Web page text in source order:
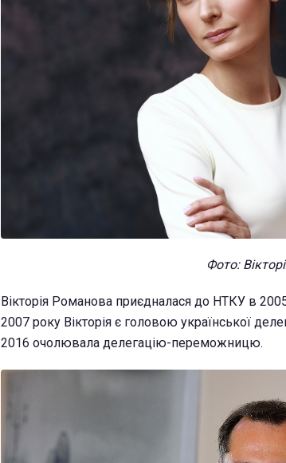
Фото:
Вікторія Романова приєдналася до НТКУ в
2007 року Вікторія є головою української
2016 очолювала делегацію-переможницю.